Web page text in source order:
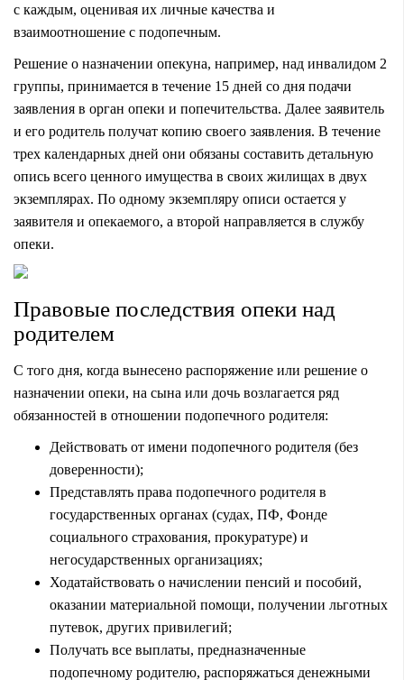
с каждым, оценивая их личные качества и
взаимоотношение с подопечным.
Решение о назначении опекуна, например, над инвалидом 2
группы, принимается в течение 15 дней со дня подачи
заявления в орган опеки и попечительства. Далее заявитель
и его родитель получат копию своего заявления. В течение
трех календарных дней они обязаны составить детальную
опись всего ценного имущества в своих жилищах в двух
экземплярах. По одному экземпляру описи остается у
заявителя и опекаемого, а второй направляется в службу
опеки.
Правовые последствия опеки над
родителем
С того дня, когда вынесено распоряжение или решение о
назначении опеки, на сына или дочь возлагается ряд
обязанностей в отношении подопечного родителя:
Действовать от имени подопечного родителя (без
доверенности);
Представлять права подопечного родителя в
государственных органах (судах, ПФ, Фонде
социального страхования, прокуратуре) и
негосударственных организациях;
Ходатайствовать о начислении пенсий и пособий,
оказании материальной помощи, получении льготных
путевок, других привилегий;
Получать все выплаты, предназначенные
подопечному родителю, распоряжаться денежными